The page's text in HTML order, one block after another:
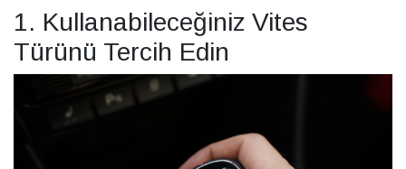
1. Kullanabileceğiniz Vites
Türünü Tercih Edin